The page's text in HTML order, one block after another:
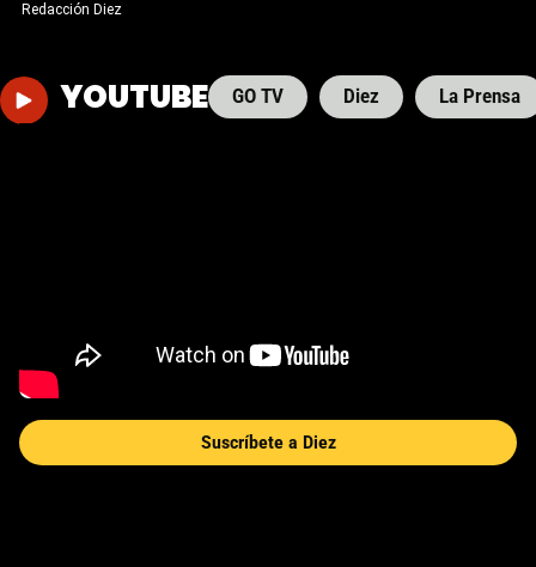
Redacción Diez
YOUTUBE GO TV Diez La Prensa
Suscríbete a Diez